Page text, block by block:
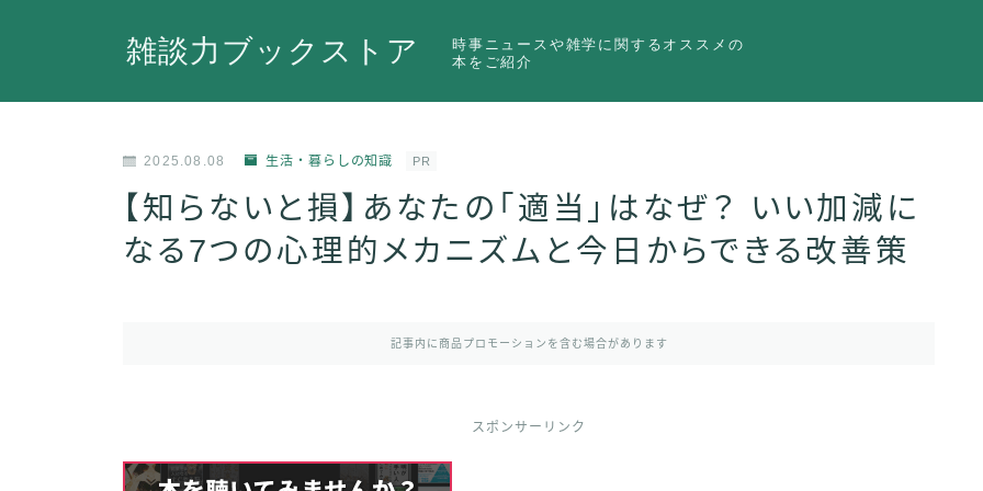
雑談力ブックストア
時事ニュースや雑学に関するオススメの
本をご紹介
2025.08.08 生活・暮らしの知識 PR
【知らないと損】あなたの「適当」はなぜ？ いい加減に
なる7つの心理的メカニズムと今日からできる改善策
記事内に商品プロモーションを含む場合があります
スポンサーリンク